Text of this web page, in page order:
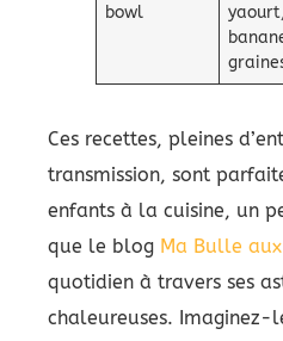
bowl
yaourt,
Ces recettes, pleines
transmission, sont
enfants à la cuisine, un
que le blog Ma Bulle
quotidien à travers ses
chaleureuses.